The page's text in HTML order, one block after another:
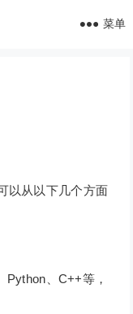
菜单
以从以下几个方面
、C++等，